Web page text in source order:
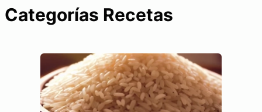
Categorías Recetas